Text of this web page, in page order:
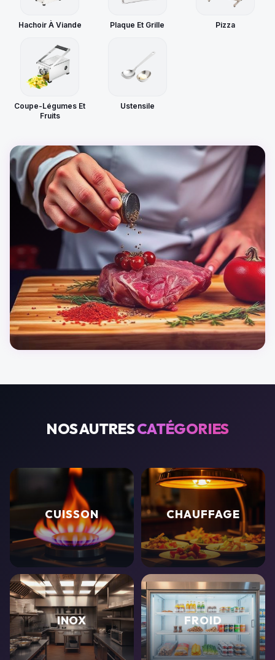
Hachoir À Viande Plaque Et Grille Pizza
Coupe-Légumes Et
Fruits
Ustensile
NOS AUTRESCATÉGORIES
CUISSON CHAUFFAGE
INOX FROID